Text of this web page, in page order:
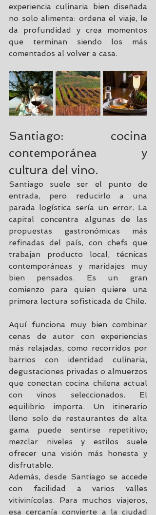
experiencia culinaria bien diseñada
no solo alimenta: ordena el viaje, le
da profundidad y crea momentos
que terminan siendo los más
comentados al volver a casa.
Santiago: cocina
contemporánea y
cultura del vino.
Santiago suele ser el punto de
entrada, pero reducirlo a una
parada logística sería un error. La
capital concentra algunas de las
propuestas gastronómicas más
refinadas del país, con chefs que
trabajan producto local, técnicas
contemporáneas y maridajes muy
bien pensados. Es un gran
comienzo para quien quiere una
primera lectura sofisticada de Chile.
Aquí funciona muy bien combinar
cenas de autor con experiencias
más relajadas, como recorridos por
barrios con identidad culinaria,
degustaciones privadas o almuerzos
que conectan cocina chilena actual
con vinos seleccionados. El
equilibrio importa. Un itinerario
lleno solo de restaurantes de alta
gama puede sentirse repetitivo;
mezclar niveles y estilos suele
ofrecer una visión más honesta y
disfrutable.
Además, desde Santiago se accede
con facilidad a varios valles
vitivinícolas. Para muchos viajeros,
esa cercanía convierte a la ciudad